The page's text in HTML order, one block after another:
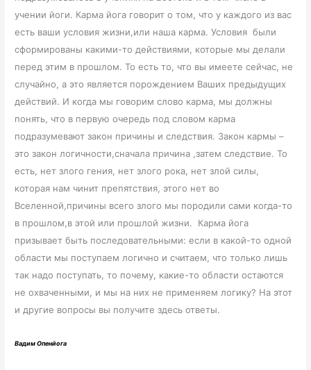
учении йоги. Карма йога говорит о том, что у каждого из вас
есть ваши условия жизни,или наша карма. Условия были
сформированы какими-то действиями, которые мы делали
перед этим в прошлом. То есть то, что вы имеете сейчас, не
случайно, а это является порождением Ваших предыдущих
действий. И когда мы говорим слово карма, мы должны
понять, что в первую очередь под словом карма
подразумевают закон причины и следствия. Закон кармы –
это закон логичности,сначала причина ,затем следствие. То
есть, нет злого гения, нет злого рока, нет злой силы,
которая нам чинит препятствия, этого нет во
Вселенной,причины всего злого мы породили сами когда-то
в прошлом,в этой или прошлой жизни. Карма йога
призывает быть последовательными: если в какой-то одной
области мы поступаем логично и считаем, что только лишь
так надо поступать, то почему, какие-то области остаются
не охваченными, и мы на них не применяем логику? На этот
и другие вопросы вы получите здесь ответы.
Вадим Опенйога